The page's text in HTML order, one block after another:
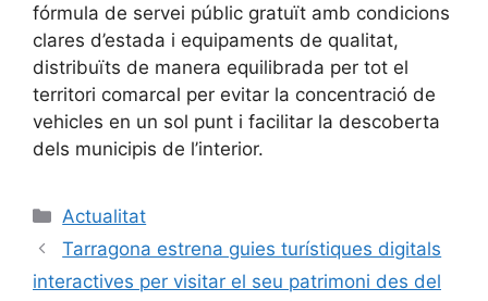
fórmula de servei públic gratuït amb condicions
clares d’estada i equipaments de qualitat,
distribuïts de manera equilibrada per tot el
territori comarcal per evitar la concentració de
vehicles en un sol punt i facilitar la descoberta
dels municipis de l’interior.
Categories
Actualitat
Tarragona estrena guies turístiques digitals
interactives per visitar el seu patrimoni des del